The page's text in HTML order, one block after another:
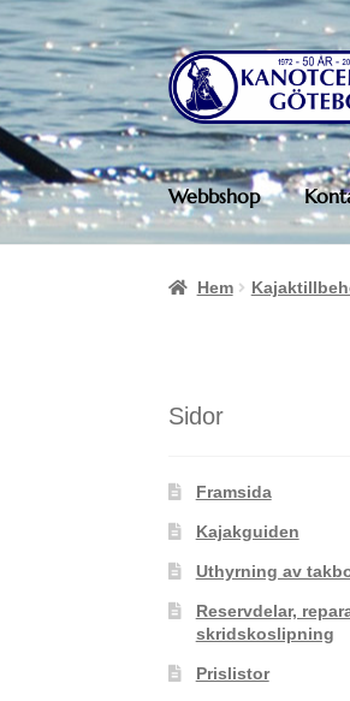
Hoppa
till
navigering
Hoppa
till
innehåll
Webbshop
Hem
Sidor
Framsida
Kajakguiden
Uthyrning av
Reservdelar,
skridskoslipning
Prislistor